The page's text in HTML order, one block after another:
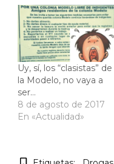
Uy, sí, los “clasistas” de
la Modelo, no vaya a
ser…
8 de agosto de 2017
En «Actualidad»